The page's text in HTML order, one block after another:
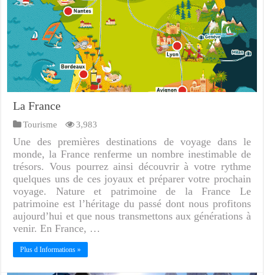
La France
Tourisme 3,983
Une des premières destinations de voyage dans le
monde, la France renferme un nombre inestimable de
trésors. Vous pourrez ainsi découvrir à votre rythme
quelques uns de ces joyaux et préparer votre prochain
voyage. Nature et patrimoine de la France Le
patrimoine est l’héritage du passé dont nous profitons
aujourd’hui et que nous transmettons aux générations à
venir. En France, …
Plus d Informations »